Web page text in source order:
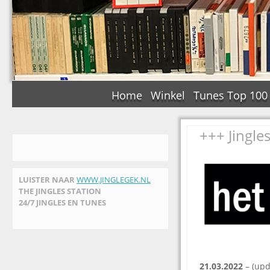
Home Winkel Tunes Top 100
LUISTER NAAR WWW.JINGLEGEK.NL
THE JINGLES STATION
24/7 JINGLES EN TUNES
+++
21.03.2022 –